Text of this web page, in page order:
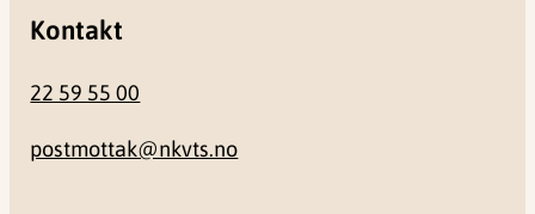
Kontakt
22 59 55 00
postmottak@nkvts.no